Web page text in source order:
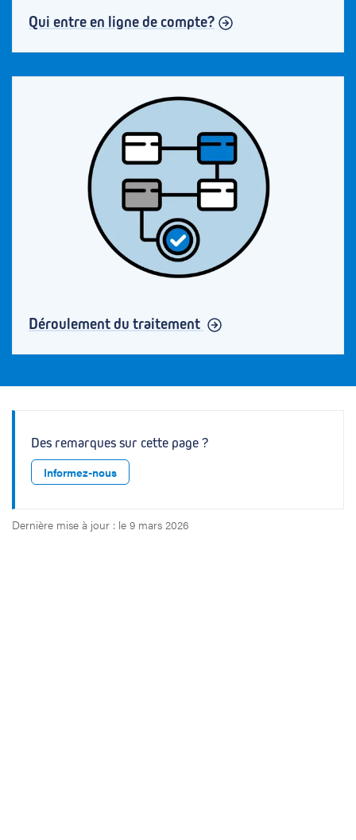
Qui entre en ligne de compte?
Déroulement du traitement
Des remarques sur cette page ?
Informez-nous
Dernière mise à jour : le 9 mars 2026